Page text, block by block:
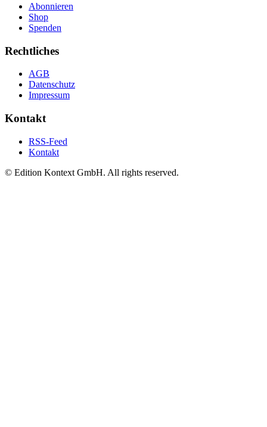
Abonnieren
Shop
Spenden
Rechtliches
AGB
Datenschutz
Impressum
Kontakt
RSS-Feed
Kontakt
© Edition Kontext GmbH. All rights reserved.